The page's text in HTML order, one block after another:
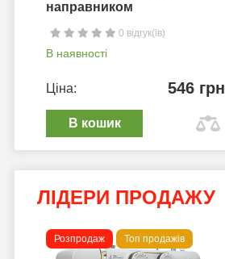
направником
0 відгук(ів)
В наявності
Ціна: 546 грн
В кошик
ЛІДЕРИ ПРОДАЖУ
Розпродаж Топ продажів